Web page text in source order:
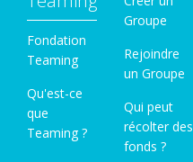
Fondation
Teaming
Qu'est-ce
que
Teaming ?
Groupe
Rejoindre
un Groupe
Qui peut
récolter des
fonds ?